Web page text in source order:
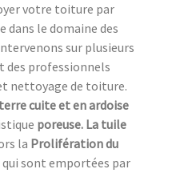
votre toiture par
dans le domaine des
sur plusieurs
des professionnels
nettoyage de toiture.
cuite et en ardoise
poreuse. La tuile
la Prolifération du
qui sont emportées par